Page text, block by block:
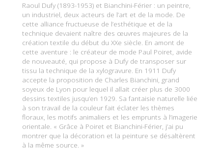
Raoul Dufy (1893-1953) et Bianchini-Férier : un peintre,
un industriel, deux acteurs de l’art et de la mode. De
cette alliance fructueuse de l’esthétique et de la
technique devaient naître des œuvres majeures de la
création textile du début du XXe siècle. En amont de
cette aventure : le créateur de mode Paul Poiret, avide
de nouveauté, qui propose à Dufy de transposer sur
tissu la technique de la xylogravure. En 1911 Dufy
accepte la proposition de Charles Bianchini, grand
soyeux de Lyon pour lequel il allait créer plus de 3000
dessins textiles jusqu’en 1929. Sa fantaisie naturelle liée
à son travail de la couleur fait éclater les thèmes
floraux, les motifs animaliers et les emprunts à l’imagerie
orientale. « Grâce à Poiret et Bianchini-Férier, j’ai pu
montrer que la décoration et la peinture se désaltèrent
à la même source. »